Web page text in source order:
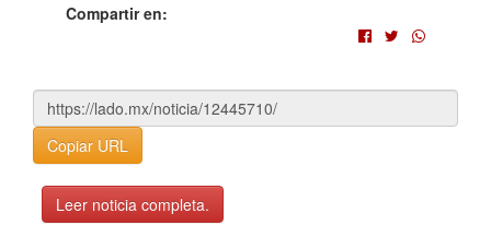
Compartir en:
Copiar URL
Leer noticia completa.